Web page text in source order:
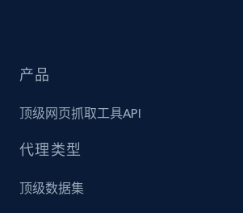
posts by hashtags
URL, Title, Youtuber, Youtuber md5,
产品
顶级网页抓取工具API
代理类型
顶级数据集